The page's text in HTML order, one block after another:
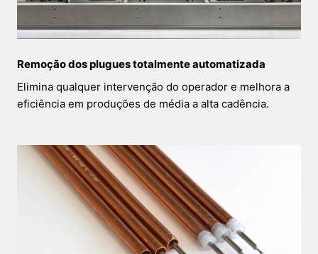
Remoção dos plugues totalmente automatizada
Elimina qualquer intervenção do operador e melhora a
eficiência em produções de média a alta cadência.